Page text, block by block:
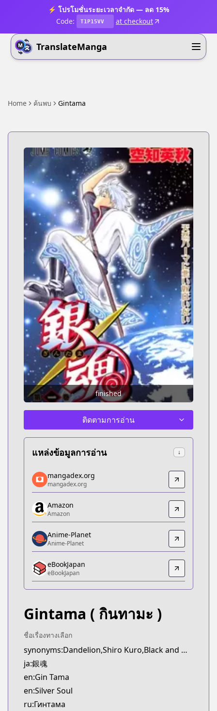
⚡ โปรโมชั่นระยะเวลาจำกัด — ลด 15%
Code:
T1P15VV at checkout
TranslateManga
Home ค้นพบ Gintama
finished
ติดตามการอ่าน
แหล่งข้อมูลการอ่าน ↓
mangadex.org
mangadex.org
https://mangadex.org/title/f65444dc-3694-4e31-
Amazon
Amazon
https://www.amazon.co.jp/gp/product/
Anime-Planet
Anime-Planet
https://www.anime-planet.com/manga/gintama
eBookJapan
eBookJapan
Official Raw
https://m-apps.qoo-app.com/en-US/app/7447
Kitsu
Kitsu
https://kitsu.app/manga/116
CDJapan
CDJapan
https://www.anime-planet.com/manga/https://
mangadex.org
mangadex.org
Amazon
Amazon
Anime-Planet
Anime-Planet
eBookJapan
eBookJapan
Gintama ( กินทามะ )
ชื่อเรื่องทางเลือก
synonyms:Dandelion,Shiro Kuro,Black and White,Shirokuro,13,Thirteen,Bankara-san ga Tooru,Here Comes Mr. Uncivilised,Silver Soul
ja:銀魂
en:Gin Tama
en:Silver Soul
ru:Гинтама